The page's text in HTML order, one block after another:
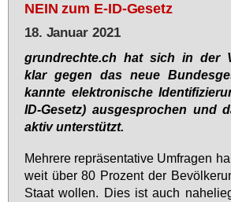
NEIN zum E-ID-Gesetz
18. Januar 2021
grund­rech­te.ch hat sich in der
klar ge­gen das neue
kann­te elek­tro­ni­sche
ID-Ge­setz) aus­ge­spro­chen und
ak­tiv un­ter­stützt.
Meh­re­re re­prä­sen­ta­ti­ve Um­fra­gen
weit über 80 Pro­zent der
Staat wol­len. Dies ist auch